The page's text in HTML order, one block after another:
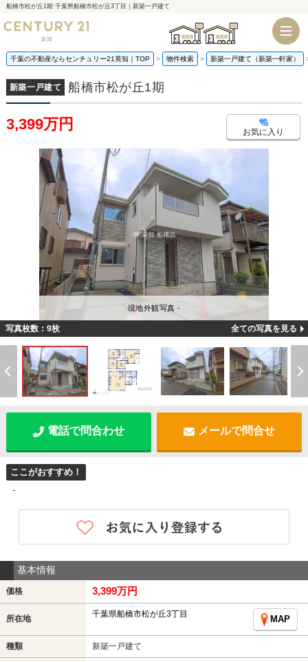
船橋市松が丘1期 千葉県船橋市松が丘3丁目｜新築一戸建て
千葉店 船橋店
千葉の不動産ならセンチュリー21英知｜TOP 物件検索 新築一戸建て（新築一軒家）
新築一戸建て 船橋市松が丘1期
3,399万円 お気に入り
現地外観写真 -
写真枚数：9枚 全ての写真を見る
電話で問合わせ メールで問合せ
ここがおすすめ！
-
基本情報
価格 3,399万円
所在地 千葉県船橋市松が丘3丁目
MAP
種類 新築一戸建て